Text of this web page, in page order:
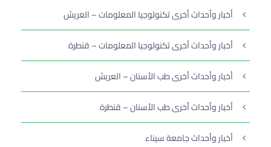
أخبار وأحداث أخرى تكنولوجيا المعلومات – العريش
أخبار وأحداث أخرى تكنولوجيا المعلومات – قنطرة
أخبار وأحداث أخرى طب الأسنان – العريش
أخبار وأحداث أخرى طب الأسنان – قنطرة
أخبار وأحداث جامعة سيناء